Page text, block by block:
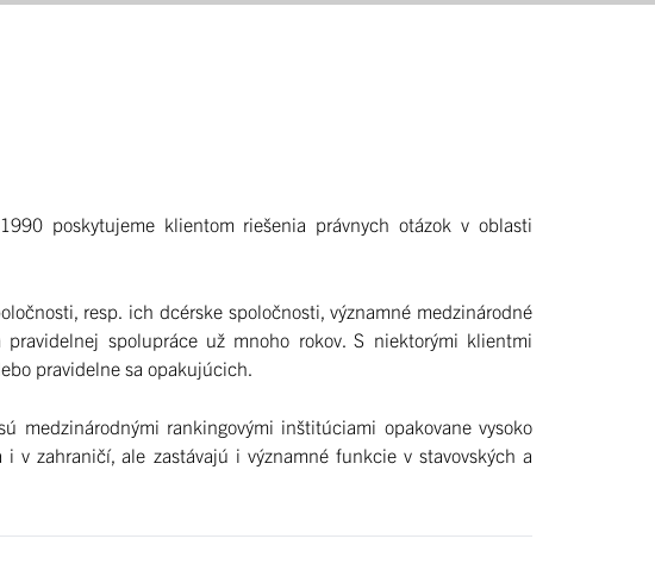
poskytujeme klientom riešenia právnych otázok v oblasti
resp. ich dcérske spoločnosti, významné medzinárodné
spolupráce už mnoho rokov. S niektorými klientmi
pravidelne sa opakujúcich.
medzinárodnými rankingovými inštitúciami opakovane vysoko
zahraničí, ale zastávajú i významné funkcie v stavovských a